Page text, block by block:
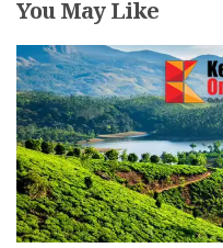
You May Like